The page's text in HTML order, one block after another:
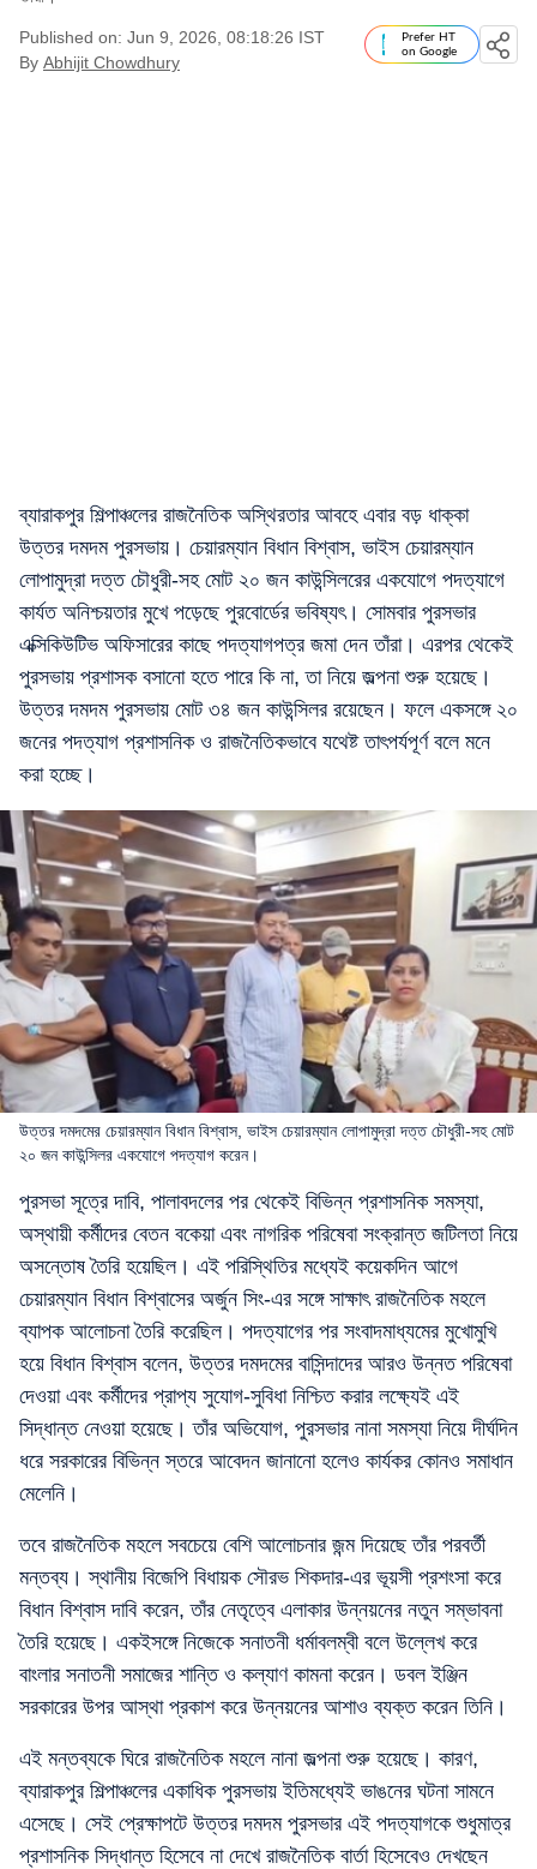
Published on: Jun 9, 2026, 08:18:26 IST
By Abhijit Chowdhury
Prefer HT
on Google
ব্যারাকপুর শিল্পাঞ্চলের রাজনৈতিক অস্থিরতার আবহে এবার বড় ধাক্কা
উত্তর দমদম পুরসভায়। চেয়ারম্যান বিধান বিশ্বাস, ভাইস চেয়ারম্যান
লোপামুদ্রা দত্ত চৌধুরী-সহ মোট ২০ জন কাউন্সিলরের একযোগে পদত্যাগে
কার্যত অনিশ্চয়তার মুখে পড়েছে পুরবোর্ডের ভবিষ্যৎ। সোমবার পুরসভার
এক্সিকিউটিভ অফিসারের কাছে পদত্যাগপত্র জমা দেন তাঁরা। এরপর থেকেই
পুরসভায় প্রশাসক বসানো হতে পারে কি না, তা নিয়ে জল্পনা শুরু হয়েছে।
উত্তর দমদম পুরসভায় মোট ৩৪ জন কাউন্সিলর রয়েছেন। ফলে একসঙ্গে ২০
জনের পদত্যাগ প্রশাসনিক ও রাজনৈতিকভাবে যথেষ্ট তাৎপর্যপূর্ণ বলে মনে
করা হচ্ছে।
উত্তর দমদমের চেয়ারম্যান বিধান বিশ্বাস, ভাইস চেয়ারম্যান লোপামুদ্রা দত্ত চৌধুরী-সহ মোট
২০ জন কাউন্সিলর একযোগে পদত্যাগ করেন।
পুরসভা সূত্রে দাবি, পালাবদলের পর থেকেই বিভিন্ন প্রশাসনিক সমস্যা,
অস্থায়ী কর্মীদের বেতন বকেয়া এবং নাগরিক পরিষেবা সংক্রান্ত জটিলতা নিয়ে
অসন্তোষ তৈরি হয়েছিল। এই পরিস্থিতির মধ্যেই কয়েকদিন আগে
চেয়ারম্যান বিধান বিশ্বাসের অর্জুন সিং-এর সঙ্গে সাক্ষাৎ রাজনৈতিক মহলে
ব্যাপক আলোচনা তৈরি করেছিল। পদত্যাগের পর সংবাদমাধ্যমের মুখোমুখি
হয়ে বিধান বিশ্বাস বলেন, উত্তর দমদমের বাসিন্দাদের আরও উন্নত পরিষেবা
দেওয়া এবং কর্মীদের প্রাপ্য সুযোগ-সুবিধা নিশ্চিত করার লক্ষ্যেই এই
সিদ্ধান্ত নেওয়া হয়েছে। তাঁর অভিযোগ, পুরসভার নানা সমস্যা নিয়ে দীর্ঘদিন
ধরে সরকারের বিভিন্ন স্তরে আবেদন জানানো হলেও কার্যকর কোনও সমাধান
মেলেনি।
তবে রাজনৈতিক মহলে সবচেয়ে বেশি আলোচনার জন্ম দিয়েছে তাঁর পরবর্তী
মন্তব্য। স্থানীয় বিজেপি বিধায়ক সৌরভ শিকদার-এর ভূয়সী প্রশংসা করে
বিধান বিশ্বাস দাবি করেন, তাঁর নেতৃত্বে এলাকার উন্নয়নের নতুন সম্ভাবনা
তৈরি হয়েছে। একইসঙ্গে নিজেকে সনাতনী ধর্মাবলম্বী বলে উল্লেখ করে
বাংলার সনাতনী সমাজের শান্তি ও কল্যাণ কামনা করেন। ডবল ইঞ্জিন
সরকারের উপর আস্থা প্রকাশ করে উন্নয়নের আশাও ব্যক্ত করেন তিনি।
এই মন্তব্যকে ঘিরে রাজনৈতিক মহলে নানা জল্পনা শুরু হয়েছে। কারণ,
ব্যারাকপুর শিল্পাঞ্চলের একাধিক পুরসভায় ইতিমধ্যেই ভাঙনের ঘটনা সামনে
এসেছে। সেই প্রেক্ষাপটে উত্তর দমদম পুরসভার এই পদত্যাগকে শুধুমাত্র
প্রশাসনিক সিদ্ধান্ত হিসেবে না দেখে রাজনৈতিক বার্তা হিসেবেও দেখছেন